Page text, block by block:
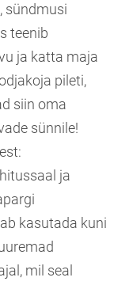
sündmusi
teenib
ja katta maja
pileti,
siin oma
sünnile!
ja
kasutada kuni
mil seal